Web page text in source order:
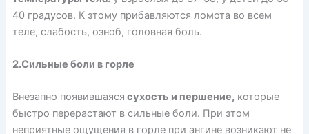
40 градусов. К этому прибавляются ломота во всем
теле, слабость, озноб, головная боль.
2.Сильные боли в горле
Внезапно появившаяся сухость и першение, которые
быстро перерастают в сильные боли. При этом
неприятные ощущения в горле при ангине возникают не